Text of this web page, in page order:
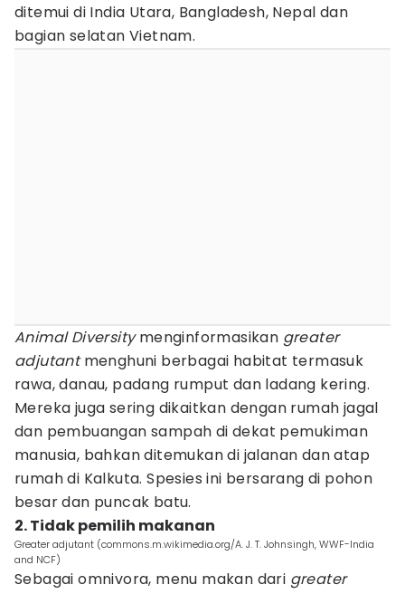
ditemui di India Utara, Bangladesh, Nepal dan
bagian selatan Vietnam.
Animal Diversitymenginformasikan greater
adjutantmenghuni berbagai habitat termasuk
rawa, danau, padang rumput dan ladang kering.
Mereka juga sering dikaitkan dengan rumah jagal
dan pembuangan sampah di dekat pemukiman
manusia, bahkan ditemukan di jalanan dan atap
rumah di Kalkuta. Spesies ini bersarang di pohon
besar dan puncak batu.
2. Tidak pemilih makanan
Greater adjutant (commons.m.wikimedia.org/A. J. T. Johnsingh, WWF-India
and NCF)
Sebagai omnivora, menu makan dari greater